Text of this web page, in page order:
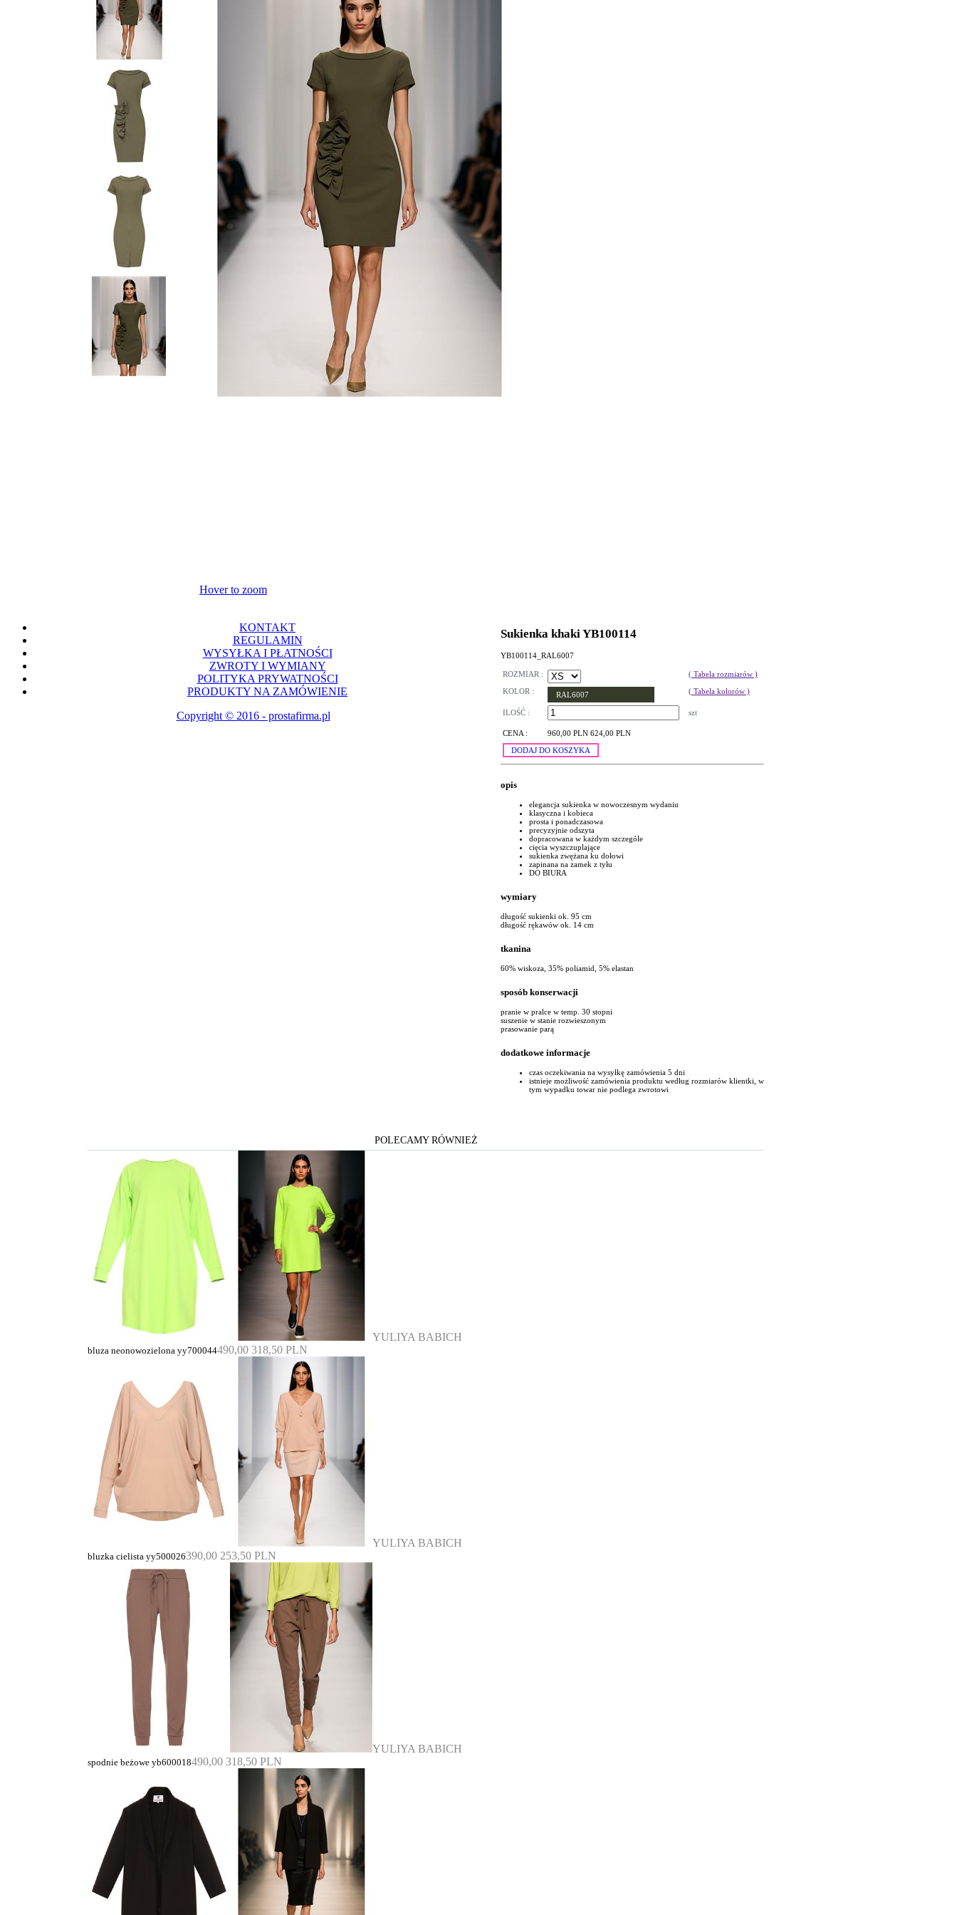
Hover to zoom
Sukienka khaki YB100114
YB100114_RAL6007
ROZMIAR :
( Tabela rozmiarów )
KOLOR :
RAL6007 ( Tabela kolorów )
ILOŚĆ : szt
CENA : 960,00 PLN 624,00 PLN
DODAJ DO KOSZYKA
opis
elegancja sukienka w nowoczesnym wydaniu
klasyczna i kobieca
prosta i ponadczasowa
precyzyjnie odszyta
dopracowana w każdym szczególe
cięcia wyszczuplające
sukienka zwężana ku dołowi
zapinana na zamek z tyłu
DO BIURA
wymiary
długość sukienki ok. 95 cm
długość rękawów ok. 14 cm
tkanina
60% wiskoza, 35% poliamid, 5% elastan
sposób konserwacji
pranie w pralce w temp. 30 stopni
suszenie w stanie rozwieszonym
prasowanie parą
dodatkowe informacje
czas oczekiwania na wysyłkę zamówienia 5 dni
istnieje możliwość zamówienia produktu według rozmiarów klientki, w
tym wypadku towar nie podlega zwrotowi
POLECAMY RÓWNIEŻ
YULIYA BABICH
bluza neonowozielona yy700044490,00 318,50 PLN
YULIYA BABICH
bluzka cielista yy500026390,00 253,50 PLN
YULIYA BABICH
spodnie beżowe yb600018490,00 318,50 PLN
KONTAKT
REGULAMIN
WYSYŁKA I PŁATNOŚCI
ZWROTY I WYMIANY
POLITYKA PRYWATNOŚCI
PRODUKTY NA ZAMÓWIENIE
Copyright © 2016 - prostafirma.pl